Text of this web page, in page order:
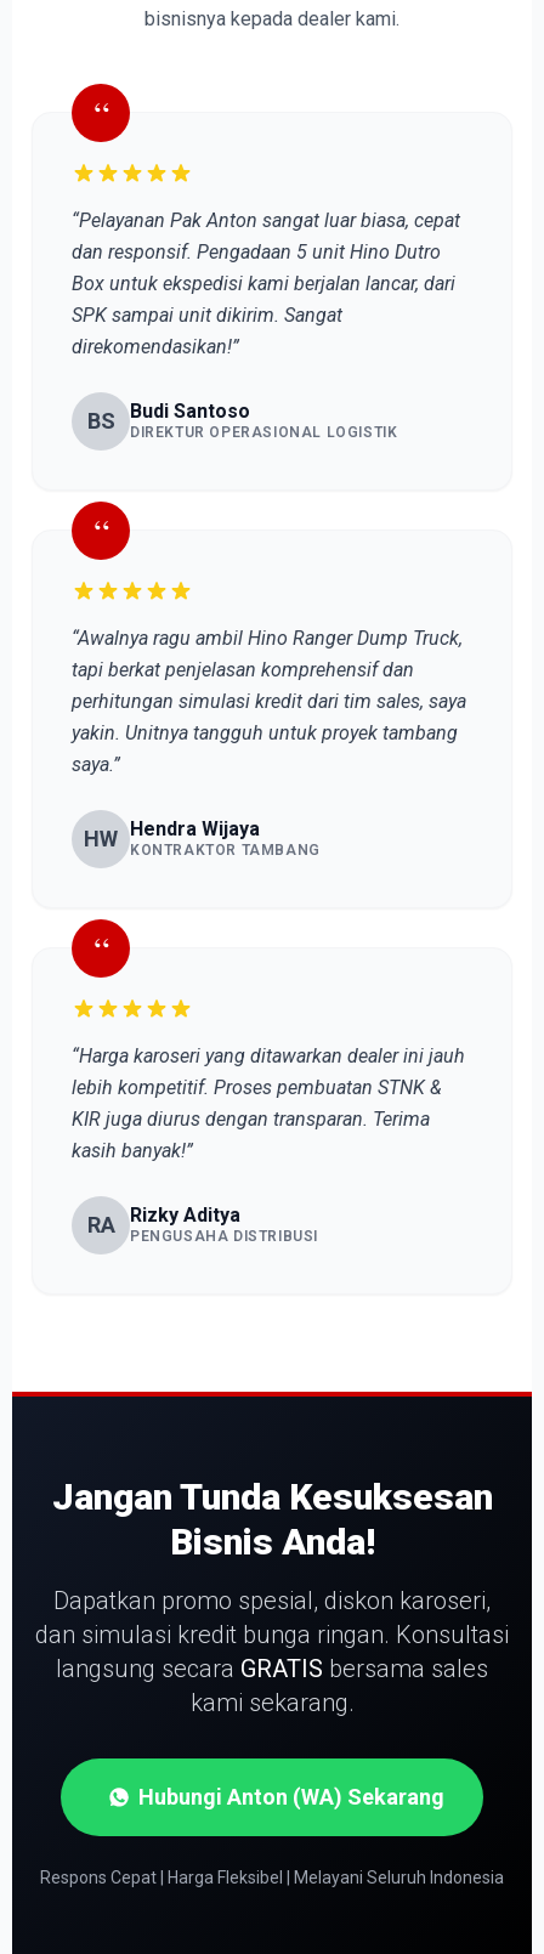
bisnisnya kepada dealer kami.
“
“Pelayanan Pak Anton sangat luar biasa, cepat
dan responsif. Pengadaan 5 unit Hino Dutro
Box untuk ekspedisi kami berjalan lancar, dari
SPK sampai unit dikirim. Sangat
direkomendasikan!”
BS Budi Santoso
DIREKTUR OPERASIONAL LOGISTIK
“
“Awalnya ragu ambil Hino Ranger Dump Truck,
tapi berkat penjelasan komprehensif dan
perhitungan simulasi kredit dari tim sales, saya
yakin. Unitnya tangguh untuk proyek tambang
saya.”
HW Hendra Wijaya
KONTRAKTOR TAMBANG
“
“Harga karoseri yang ditawarkan dealer ini jauh
lebih kompetitif. Proses pembuatan STNK &
KIR juga diurus dengan transparan. Terima
kasih banyak!”
RA Rizky Aditya
PENGUSAHA DISTRIBUSI
Jangan Tunda Kesuksesan
Bisnis Anda!
Dapatkan promo spesial, diskon karoseri,
dan simulasi kredit bunga ringan. Konsultasi
langsung secara GRATIS bersama sales
kami sekarang.
Hubungi Anton (WA) Sekarang
Respons Cepat | Harga Fleksibel | Melayani Seluruh Indonesia